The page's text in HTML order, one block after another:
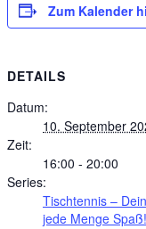
Zum Kalender
DETAILS
Datum:
10. September
Zeit:
16:00 - 20:00
Series:
Tischtennis –
jede Menge Spaß!